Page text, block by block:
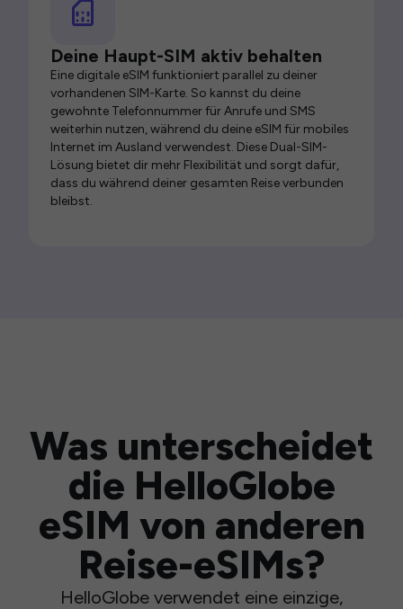
Deine Haupt-SIM aktiv behalten
Eine digitale eSIM funktioniert parallel zu deiner
vorhandenen SIM-Karte. So kannst du deine
gewohnte Telefonnummer für Anrufe und SMS
weiterhin nutzen, während du deine eSIM für mobiles
Internet im Ausland verwendest. Diese Dual-SIM-
Lösung bietet dir mehr Flexibilität und sorgt dafür,
dass du während deiner gesamten Reise verbunden
bleibst.
Was unterscheidet
die HelloGlobe
eSIM von anderen
Reise-eSIMs?
HelloGlobe verwendet eine einzige,